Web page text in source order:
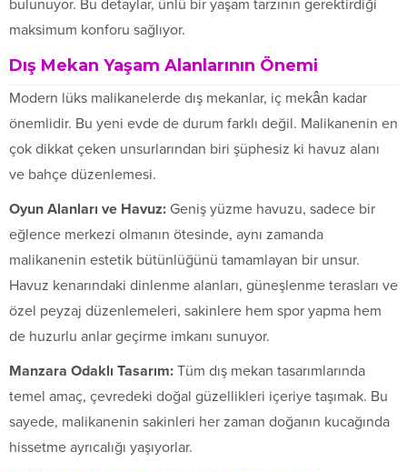
bulunuyor. Bu detaylar, ünlü bir yaşam tarzının gerektirdiği
maksimum konforu sağlıyor.
Dış Mekan Yaşam Alanlarının Önemi
Modern lüks malikanelerde dış mekanlar, iç mekân kadar
önemlidir. Bu yeni evde de durum farklı değil. Malikanenin en
çok dikkat çeken unsurlarından biri şüphesiz ki havuz alanı
ve bahçe düzenlemesi.
Oyun Alanları ve Havuz: Geniş yüzme havuzu, sadece bir
eğlence merkezi olmanın ötesinde, aynı zamanda
malikanenin estetik bütünlüğünü tamamlayan bir unsur.
Havuz kenarındaki dinlenme alanları, güneşlenme terasları ve
özel peyzaj düzenlemeleri, sakinlere hem spor yapma hem
de huzurlu anlar geçirme imkanı sunuyor.
Manzara Odaklı Tasarım: Tüm dış mekan tasarımlarında
temel amaç, çevredeki doğal güzellikleri içeriye taşımak. Bu
sayede, malikanenin sakinleri her zaman doğanın kucağında
hissetme ayrıcalığı yaşıyorlar.